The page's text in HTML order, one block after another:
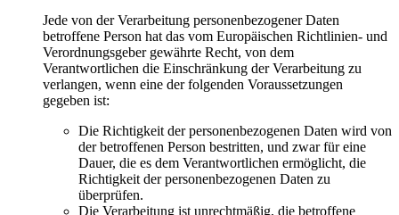
Jede von der Verarbeitung personenbezogener Daten
betroffene Person hat das vom Europäischen Richtlinien- und
Verordnungsgeber gewährte Recht, von dem
Verantwortlichen die Einschränkung der Verarbeitung zu
verlangen, wenn eine der folgenden Voraussetzungen
gegeben ist:
Die Richtigkeit der personenbezogenen Daten wird von
der betroffenen Person bestritten, und zwar für eine
Dauer, die es dem Verantwortlichen ermöglicht, die
Richtigkeit der personenbezogenen Daten zu
überprüfen.
Die Verarbeitung ist unrechtmäßig, die betroffene